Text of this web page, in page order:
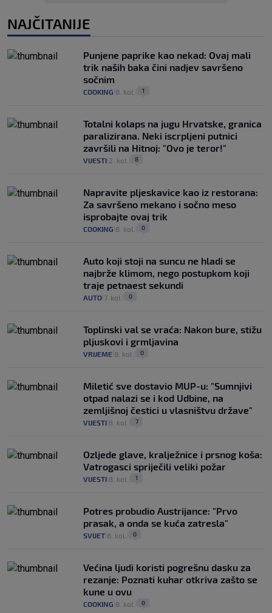
NAJČITANIJE
Punjene paprike kao nekad: Ovaj mali
trik naših baka čini nadjev savršeno
sočnim
COOKING 8. kol. 1
Totalni kolaps na jugu Hrvatske, granica
paralizirana. Neki iscrpljeni putnici
završili na Hitnoj: "Ovo je teror!"
VIJESTI 2. kol. 8
Napravite pljeskavice kao iz restorana:
Za savršeno mekano i sočno meso
isprobajte ovaj trik
COOKING 8. kol. 0
Auto koji stoji na suncu ne hladi se
najbrže klimom, nego postupkom koji
traje petnaest sekundi
AUTO 7. kol. 0
Toplinski val se vraća: Nakon bure, stižu
pljuskovi i grmljavina
VRIJEME 8. kol. 0
Miletić sve dostavio MUP-u: "Sumnjivi
otpad nalazi se i kod Udbine, na
zemljišnoj čestici u vlasništvu države"
VIJESTI 8. kol. 7
Ozljede glave, kralježnice i prsnog koša:
Vatrogasci spriječili veliki požar
VIJESTI 8. kol. 1
Potres probudio Austrijance: "Prvo
prasak, a onda se kuća zatresla"
SVIJET 8. kol. 0
Većina ljudi koristi pogrešnu dasku za
rezanje: Poznati kuhar otkriva zašto se
kune u ovu
COOKING 8. kol. 0